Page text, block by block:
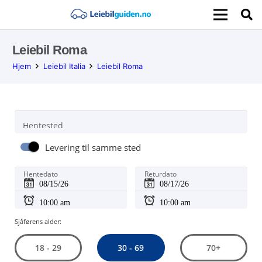
Leiebil Roma
Hjem Leiebil Italia Leiebil Roma
Hentested
Levering til samme sted
Hentedato Returdato
Sjåførens alder:
18 - 29 30 - 69 70+